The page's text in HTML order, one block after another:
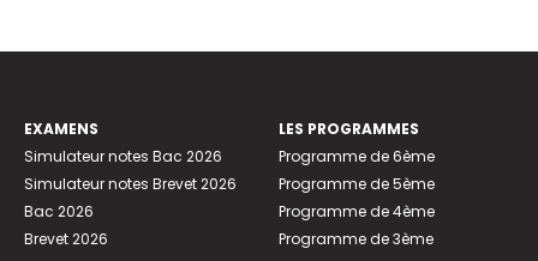
EXAMENS
Simulateur notes Bac 2026
Simulateur notes Brevet 2026
Bac 2026
Brevet 2026
LES PROGRAMMES
Programme de 6ème
Programme de 5ème
Programme de 4ème
Programme de 3ème